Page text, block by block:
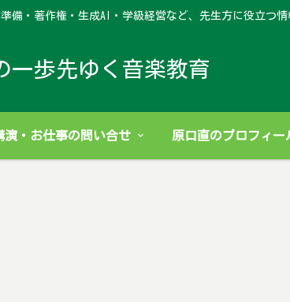
備・著作権・生成AI・学級経営など、先生方に役立つ情
一歩先ゆく音楽教育
演・お仕事の問い合せ 原口直のプロフィー